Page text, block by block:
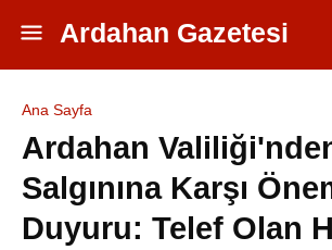
Ardahan Gazetesi
Ana Sayfa
Ardahan
Salgınına Karşı
Duyuru: Telef Olan